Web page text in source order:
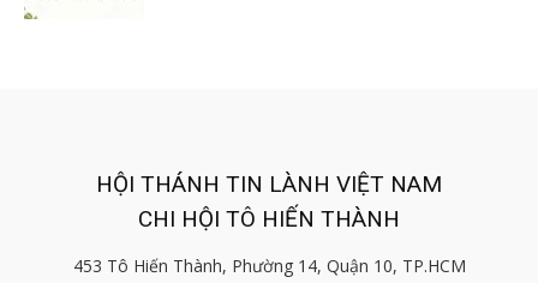
HỘI THÁNH TIN LÀNH VIỆT NAM
CHI HỘI TÔ HIẾN THÀNH
453 Tô Hiến Thành, Phường 14, Quận 10, TP.HCM